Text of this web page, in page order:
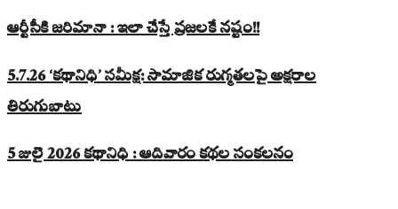
ఆర్టీసీకి జరిమానా : ఇలా చేస్తే ప్రజలకే నష్టం!!
5.7.26 ‘కథానిధి’ సమీక్ష: సామాజిక రుగ్మతలపై అక్షరాల
తిరుగుబాటు
5 జులై 2026 కథానిధి : ఆదివారం కథల సంకలనం